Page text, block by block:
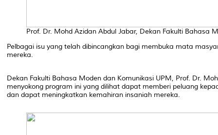
Prof. Dr. Mohd Azidan Abdul Jabar, Dekan Fakulti Bahasa
Pelbagai isu yang telah dibincangkan bagi membuka mata
mereka.
Dekan Fakulti Bahasa Moden dan Komunikasi UPM, Prof. Dr.
menyokong program ini yang dilihat dapat memberi peluang
dan dapat meningkatkan kemahiran insaniah mereka.